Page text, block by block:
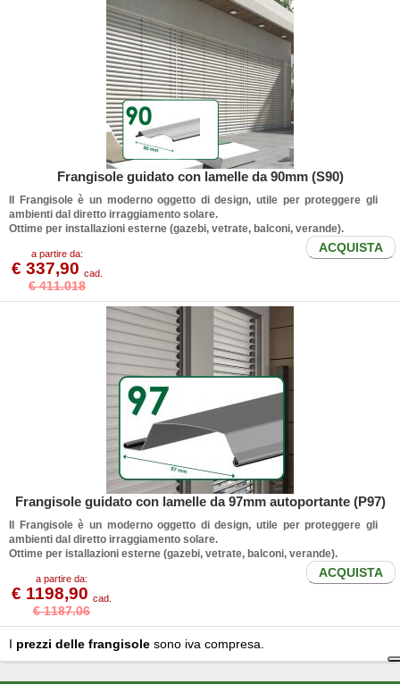
Frangisole guidato con lamelle da 90mm (S90)
Frangisoleè un moderno oggetto di design, utile per proteggere gli
ambienti dal diretto irraggiamento solare.
Ottime per installazioni esterne (gazebi, vetrate, balconi, verande).
a partire da:
€ 337,90 cad.
€ 411.018
ACQUISTA
Frangisole guidato con lamelle da 97mm autoportante (P97)
Frangisoleè un moderno oggetto di design, utile per proteggere gli
ambienti dal diretto irraggiamento solare.
Ottime per istallazioni esterne (gazebi, vetrate, balconi, verande).
a partire da:
€ 1198,90 cad.
€ 1187.06
ACQUISTA
I prezzi delle frangisole sono iva compresa.